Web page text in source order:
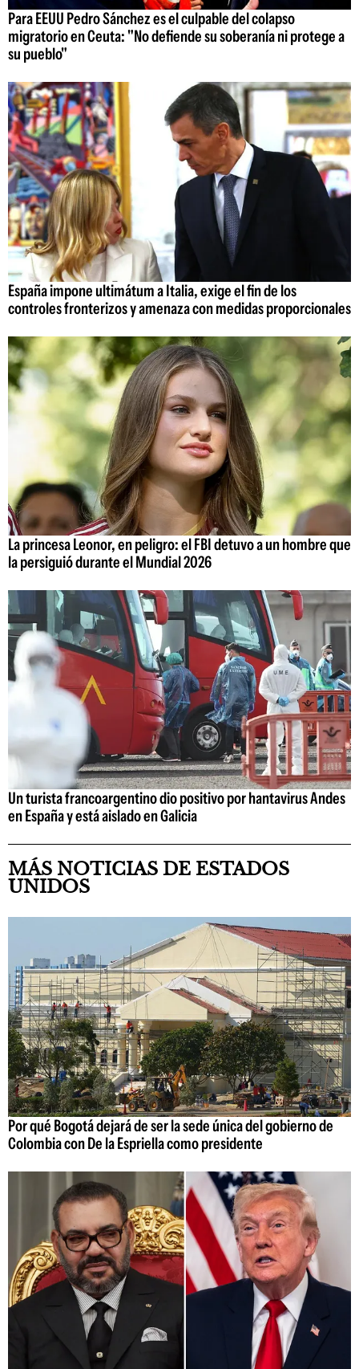
Para EEUU Pedro Sánchez es el culpable del colapso
migratorio en Ceuta: "No defiende su soberanía ni protege a
su pueblo"
España impone ultimátum a Italia, exige el fin de los
controles fronterizos y amenaza con medidas proporcionales
La princesa Leonor, en peligro: el FBI detuvo a un hombre que
la persiguió durante el Mundial 2026
Un turista francoargentino dio positivo por hantavirus Andes
en España y está aislado en Galicia
MÁS NOTICIAS DE ESTADOS
UNIDOS
Por qué Bogotá dejará de ser la sede única del gobierno de
Colombia con De la Espriella como presidente